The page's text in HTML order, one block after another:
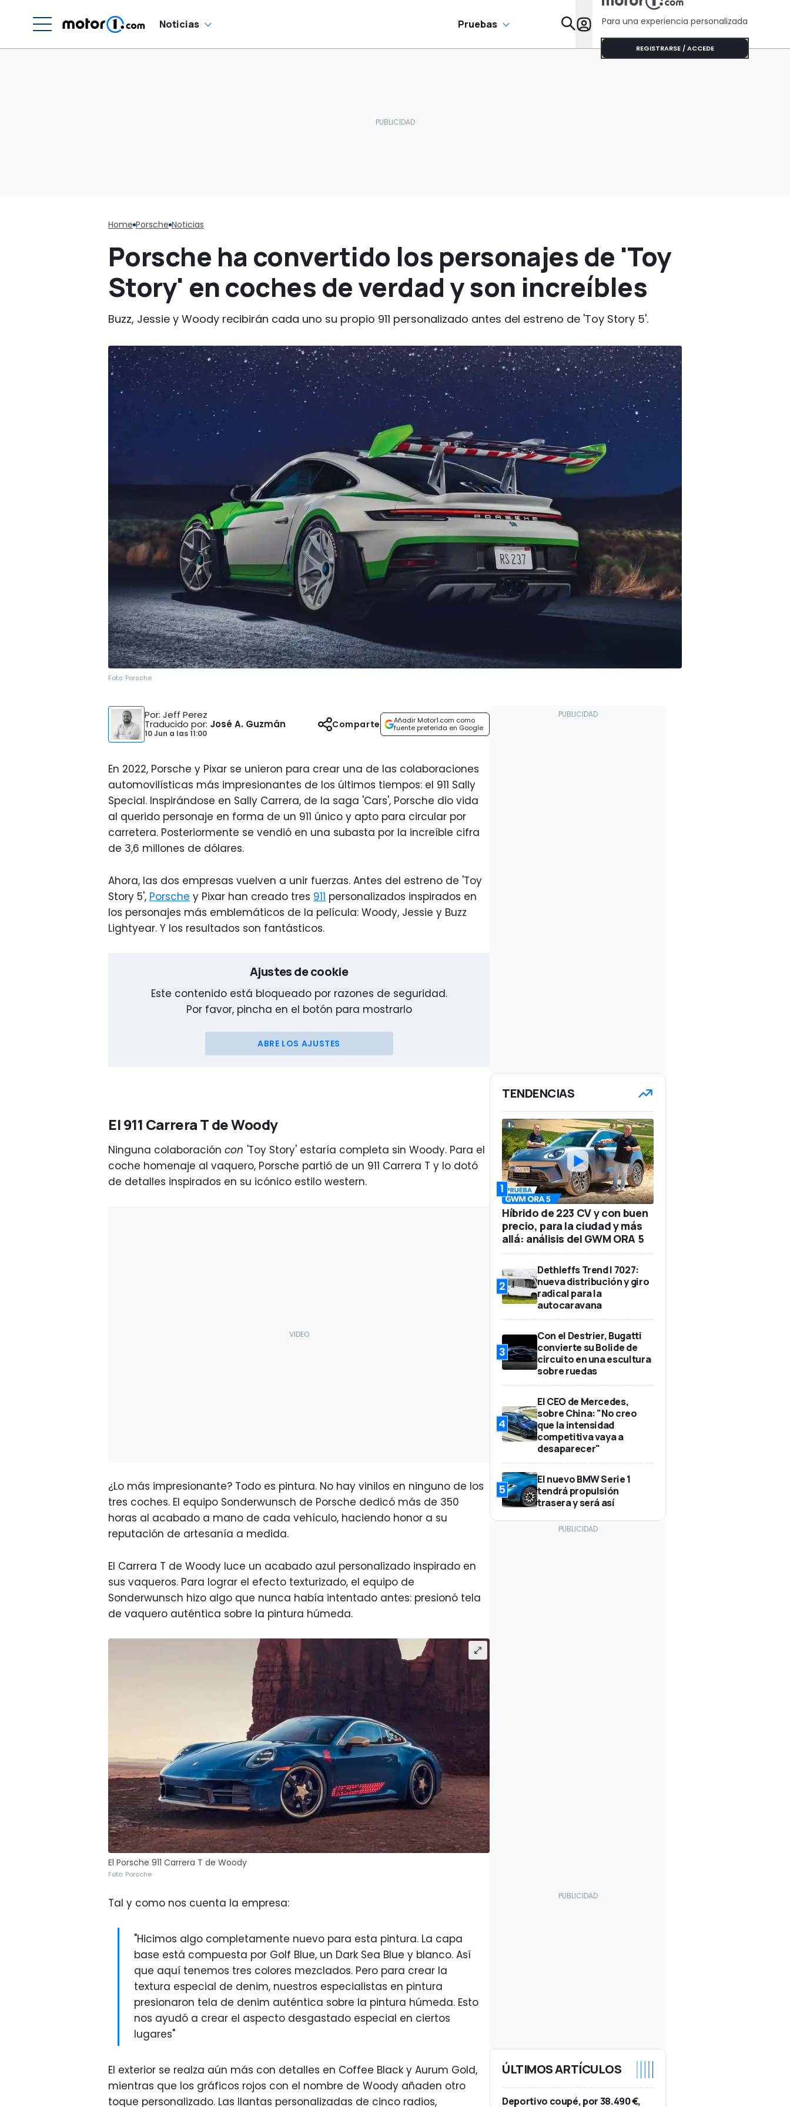
Noticias Pruebas Para una experiencia personalizada
REGISTRARSE / ACCEDE
Home Porsche Noticias
Porsche ha convertido los personajes de 'Toy
Story' en coches de verdad y son increíbles
Buzz, Jessie y Woody recibirán cada uno su propio 911 personalizado antes del estreno de 'Toy Story 5'.
Foto: Porsche
Por: Jeff Perez
Traducido por: José A. Guzmán
10 Jun a las11:00
Añadir Motor1.com como
fuente preferida en Google
Comparte
En 2022, Porsche y Pixar se unieron para crear una de las colaboraciones
automovilísticas más impresionantes de los últimos tiempos: el 911 Sally
Special. Inspirándose en Sally Carrera, de la saga 'Cars', Porsche dio vida
al querido personaje en forma de un 911 único y apto para circular por
carretera. Posteriormente se vendió en una subasta por la increíble cifra
de 3,6 millones de dólares.
Ahora, las dos empresas vuelven a unir fuerzas. Antes del estreno de 'Toy
Story 5', Porsche y Pixar han creado tres 911 personalizados inspirados en
los personajes más emblemáticos de la película: Woody, Jessie y Buzz
Lightyear. Y los resultados son fantásticos.
Ajustes de cookie
Este contenido está bloqueado por razones de seguridad.
Por favor, pincha en el botón para mostrarlo
ABRE LOS AJUSTES
El 911 Carrera T de Woody
Ninguna colaboración con 'Toy Story' estaría completa sin Woody. Para el
coche homenaje al vaquero, Porsche partió de un 911 Carrera T y lo dotó
de detalles inspirados en su icónico estilo western.
¿Lo más impresionante? Todo es pintura. No hay vinilos en ninguno de los
tres coches. El equipo Sonderwunsch de Porsche dedicó más de 350
horas al acabado a mano de cada vehículo, haciendo honor a su
reputación de artesanía a medida.
El Carrera T de Woody luce un acabado azul personalizado inspirado en
sus vaqueros. Para lograr el efecto texturizado, el equipo de
Sonderwunsch hizo algo que nunca había intentado antes: presionó tela
de vaquero auténtica sobre la pintura húmeda.
El Porsche 911 Carrera T de Woody
Foto: Porsche
Tal y como nos cuenta la empresa:
"Hicimos algo completamente nuevo para esta pintura. La capa
base está compuesta por Golf Blue, un Dark Sea Blue y blanco. Así
que aquí tenemos tres colores mezclados. Pero para crear la
textura especial de denim, nuestros especialistas en pintura
presionaron tela de denim auténtica sobre la pintura húmeda. Esto
nos ayudó a crear el aspecto desgastado especial en ciertos
lugares"
El exterior se realza aún más con detalles en Coffee Black y Aurum Gold,
mientras que los gráficos rojos con el nombre de Woody añaden otro
toque personalizado. Las llantas personalizadas de cinco radios,
TENDENCIAS
1
Híbrido de 223 CV y con buen
precio, para la ciudad y más
allá: análisis del GWM ORA 5
2
Dethleffs Trend I 7027:
nueva distribución y giro
radical para la
autocaravana
3
Con el Destrier, Bugatti
convierte su Bolide de
circuito en una escultura
sobre ruedas
4
El CEO de Mercedes,
sobre China: "No creo
que la intensidad
competitiva vaya a
desaparecer"
5
El nuevo BMW Serie 1
tendrá propulsión
trasera y será así
ÚLTIMOS ARTÍCULOS
Deportivo coupé, por 38.490 €,
que algunos Tesla